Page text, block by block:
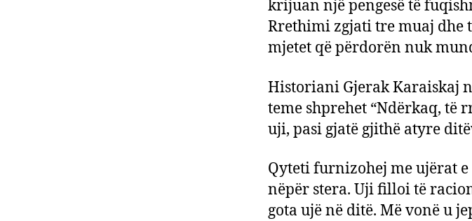
krijuan një pengesë të
Rrethimi zgjati tre muaj dhe
mjetet që përdorën nuk
Historiani Gjerak Karaiskaj
teme shprehet “Ndërkaq, të
uji, pasi gjatë gjithë atyre
Qyteti furnizohej me ujërat
nëpër stera. Uji filloi të
gota ujë në ditë. Më vonë u